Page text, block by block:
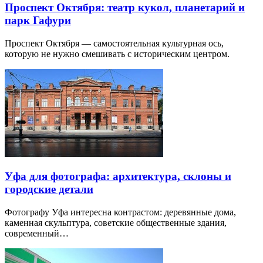
Проспект Октября: театр кукол, планетарий и
парк Гафури
Проспект Октября — самостоятельная культурная ось,
которую не нужно смешивать с историческим центром.
Уфа для фотографа: архитектура, склоны и
городские детали
Фотографу Уфа интересна контрастом: деревянные дома,
каменная скульптура, советские общественные здания,
современный…